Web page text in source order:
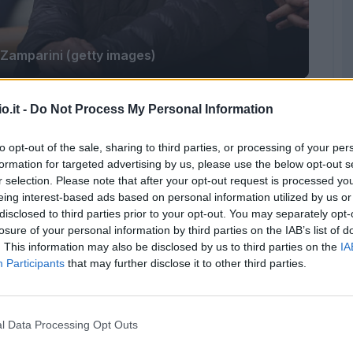
- Do Not Process My Personal Information
opt-out of the sale, sharing to third parties, or processing of your
for targeted advertising by us, please use the below opt-out
selection. Please note that after your opt-out request is processed
interest-based ads based on personal information utilized by us
to third parties prior to your opt-out. You may separately
of your personal information by third parties on the IAB’s list of
This information may also be disclosed by us to third parties on the
Participants that may further disclose it to other third parties.
Data Processing Opt Outs
(getty images)
nelle ultime ore. L'ufficialità diSchelotto
arrivata, ma si tratta si sbrigare solo le
è entusiasta per l'arrivo
per rinforzare anche la squadra.
si punta tutto su Balogh: "Calleri il colpo
Voi giornalisti non capite un c**zo,
la cessione di Arteaga: "Arteaga? Ho
che vuole vederlo in questi otto-dieci
rimane qui e gioca con noi. Altrimenti se
che è un’altra squadra amica che in teoria